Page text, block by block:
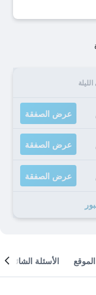
عرض الصفقة
عرض الصفقة
عرض الصفقة
الموقع الأسئلة الشائعة